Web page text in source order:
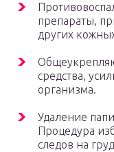
препараты,
других
средства,
организма.
Удаление
Процедура
следов на